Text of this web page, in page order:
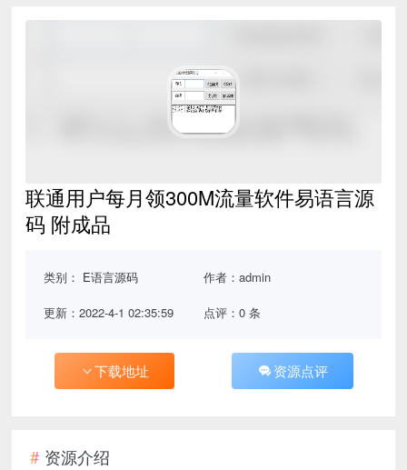
联通用户每月领300M流量软件易语言源
码 附成品
类别： E语言源码 作者：admin
更新：2022-4-1 02:35:59 点评：0 条
下载地址 资源点评
资源介绍